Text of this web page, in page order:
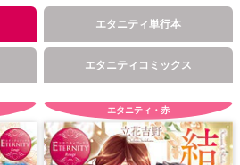
エタニティ単行本
エタニティコミックス
エタニティ・赤